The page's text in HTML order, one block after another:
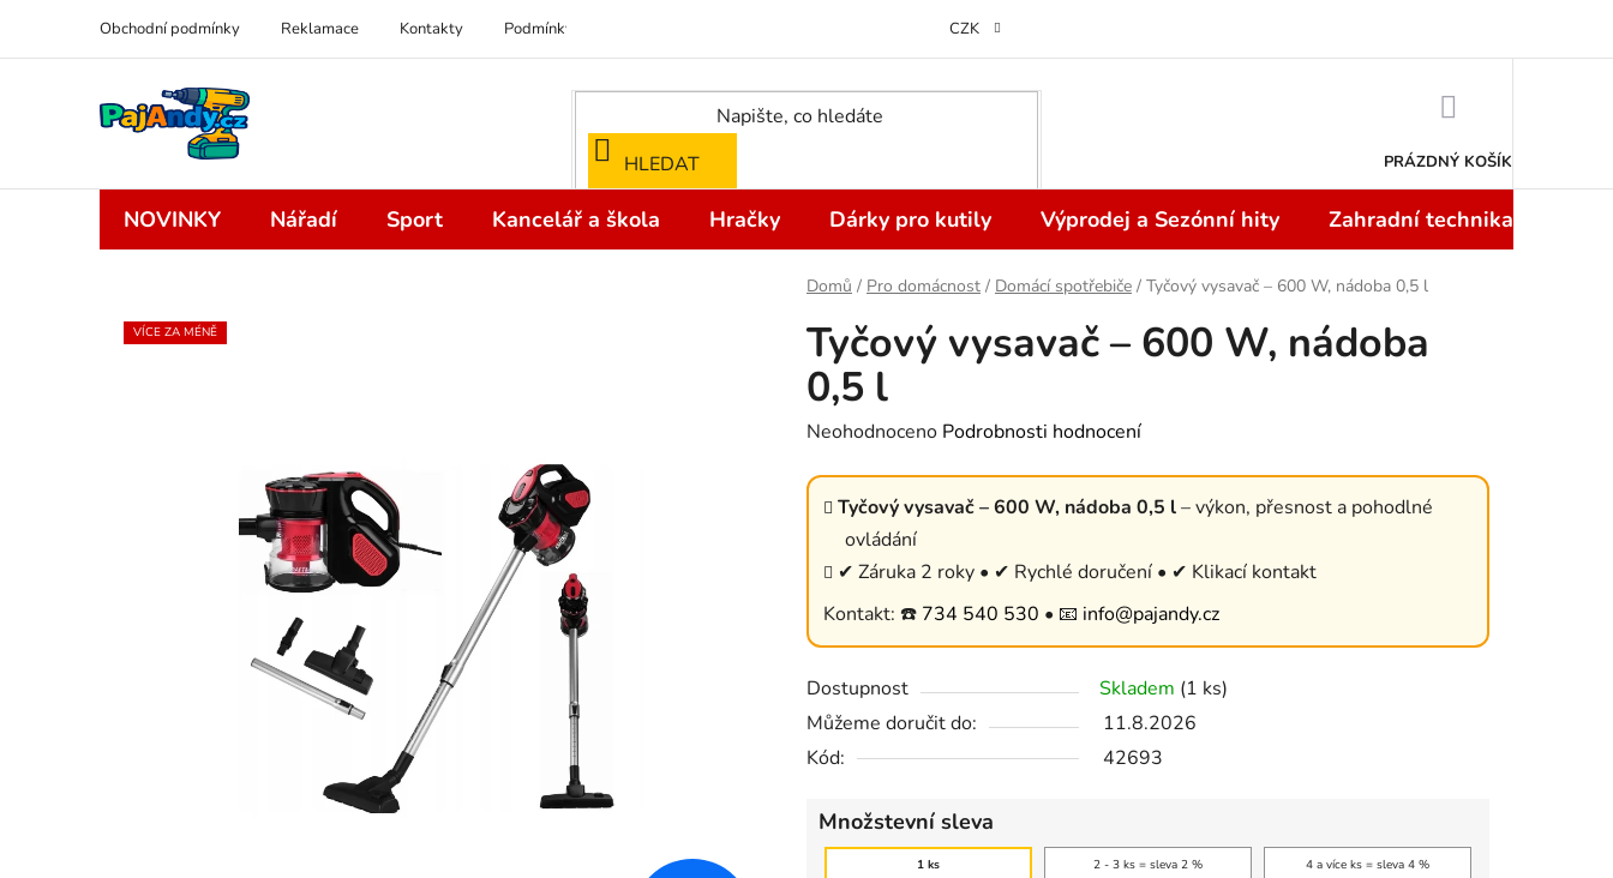
obsah
Obchodní podmínky Reklamace Kontakty Podmínky ochrany osobních údajů Odstoupení od kupní smlouvy do 14 dní
CZK
HLEDAT PRÁZDNÝ KOŠÍK
NOVINKY Nářadí Sport Kancelář a škola Hračky Dárky pro kutily Výprodej a Sezónní hity Zahradní technika
Domů / Pro domácnost / Domácí spotřebiče / Tyčový vysavač – 600 W, nádoba 0,5 l
Tyčový vysavač – 600 W, nádoba
0,5 l
Průměrné
produktu
0,0
Neohodnoceno Podrobnosti hodnocení
Tyčový vysavač – 600 W, nádoba 0,5 l– výkon, přesnost a pohodlné
ovládání
✔ Záruka 2 roky • ✔ Rychlé doručení • ✔ Klikací kontakt
Kontakt: ☎️ 734 540 530 • 📧 info@pajandy.cz
Dostupnost Skladem (1 ks)
Můžeme doručit do:
11.8.2026
Kód:
42693
Množstevní sleva
1 ks 2 - 3 ks = sleva 2 % 4 a více ks = sleva 4 %
VÍCE ZA MÉNĚ